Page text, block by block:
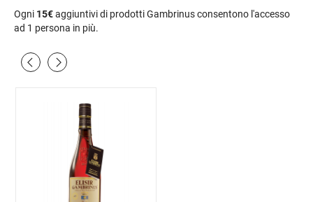
Ogni 15€aggiuntivi di prodotti Gambrinus consentono l'accesso
ad 1 persona in più.